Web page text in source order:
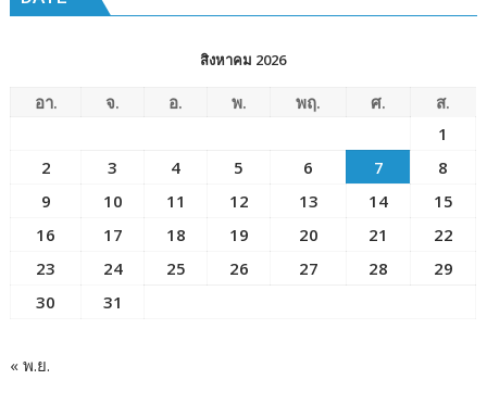
สิงหาคม 2026
อา. จ. อ. พ. พฤ. ศ.
ส.
1
2
3 4 5 6 7
8
9
10 11 12 13 14
15
16
17 18 19 20 21
22
23
24 25 26 27 28
29
30
31
« พ.ย.